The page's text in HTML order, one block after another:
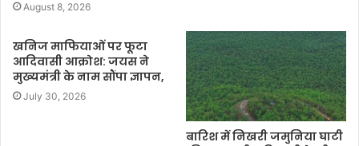
August 8, 2026
खनिज माफियाओं पर फूटा
आदिवासी आक्रोश: जयस ने
मुख्यमंत्री के नाम सौंपा ज्ञापन,
July 30, 2026
बारिश में निखरी जमुनिया घाटी